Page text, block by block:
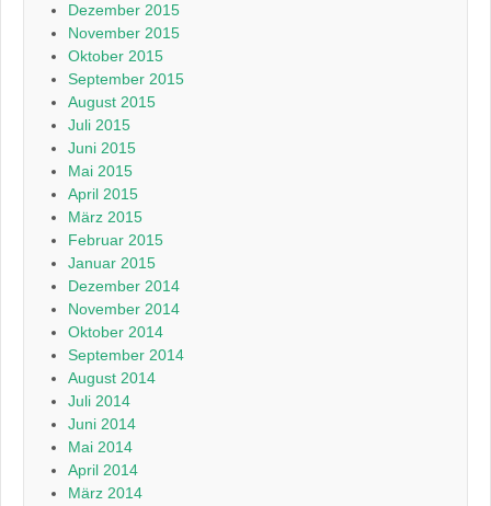
Dezember 2015
November 2015
Oktober 2015
September 2015
August 2015
Juli 2015
Juni 2015
Mai 2015
April 2015
März 2015
Februar 2015
Januar 2015
Dezember 2014
November 2014
Oktober 2014
September 2014
August 2014
Juli 2014
Juni 2014
Mai 2014
April 2014
März 2014